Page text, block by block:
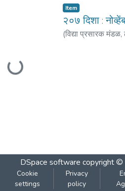
Loading...
Item
२०७ दिशा :
(विद्या प्रसारक मंडळ,
DSpace software copyright
Cookie
settings
Privacy
policy